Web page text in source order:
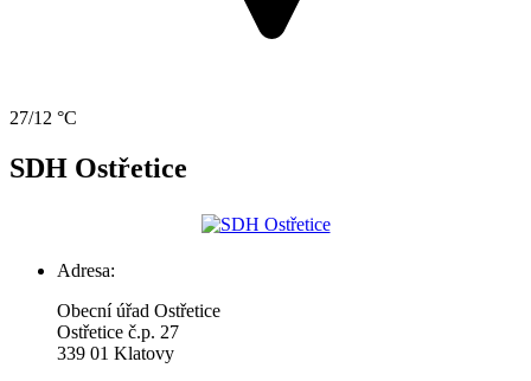
27/12 °C
SDH Ostřetice
Adresa:
Obecní úřad Ostřetice
Ostřetice č.p. 27
339 01 Klatovy